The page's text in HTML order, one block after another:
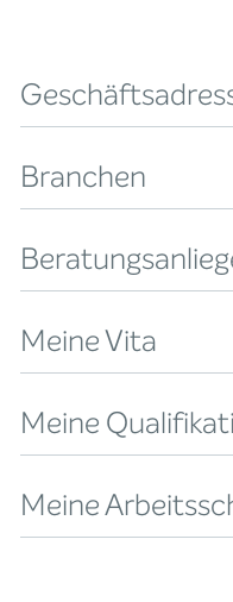
Branchen
Meine Vita
Meine
Meine